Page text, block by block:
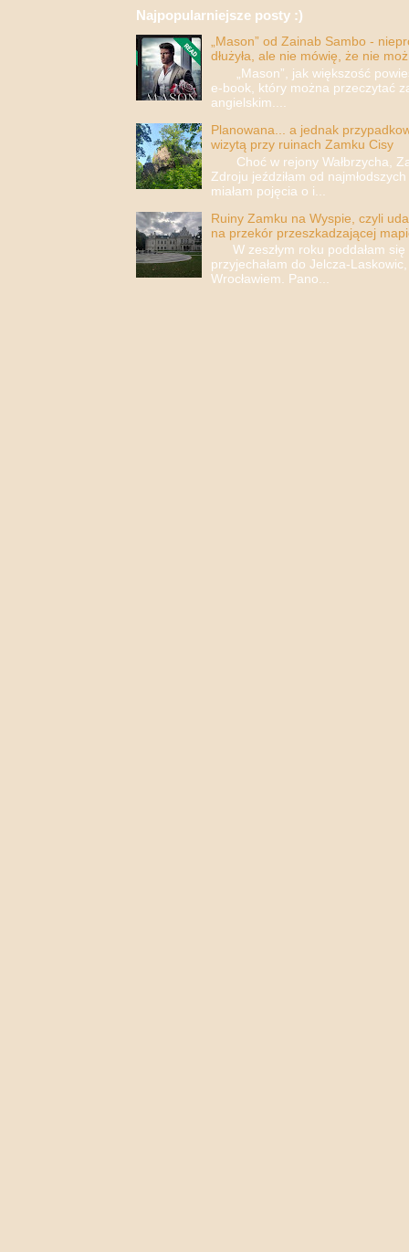
Najpopularniejsze posty :)
„Mason” od Zainab Sambo -
dłużyła, ale nie mówię, że nie
„Mason”, jak większość
e-book, który można przeczytać
angielskim....
Planowana... a jednak
wizytą przy ruinach Zamku Cisy
Choć w rejony Wałbrzycha,
Zdroju jeździłam od
miałam pojęcia o i...
Ruiny Zamku na Wyspie, czyli
na przekór przeszkadzającej
W zeszłym roku poddałam się
przyjechałam do Jelcza-
Wrocławiem. Pano...